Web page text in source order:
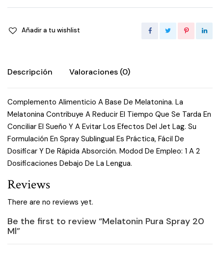
Añadir a tu wishlist
Descripción Valoraciones (0)
Complemento Alimenticio A Base De Melatonina. La
Melatonina Contribuye A Reducir El Tiempo Que Se Tarda En
Conciliar El Sueño Y A Evitar Los Efectos Del Jet Lag. Su
Formulación En Spray Sublingual Es Práctica, Fácil De
Dosificar Y De Rápida Absorción. Modod De Empleo: 1 A 2
Dosificaciones Debajo De La Lengua.
Reviews
There are no reviews yet.
Be the first to review “Melatonin Pura Spray 20
Ml”